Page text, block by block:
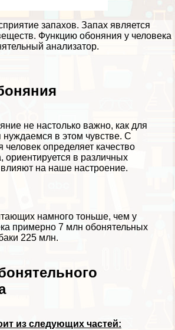
запахов. Запах является
Функцию обоняния у человека
анализатор.
не настолько важно, как для
в этом чувстве. С
определяет качество
ориентируется в различных
на наше настроение.
намного тоньше, чем у
примерно 7 млн обонятельных
225 млн.
из следующих частей: